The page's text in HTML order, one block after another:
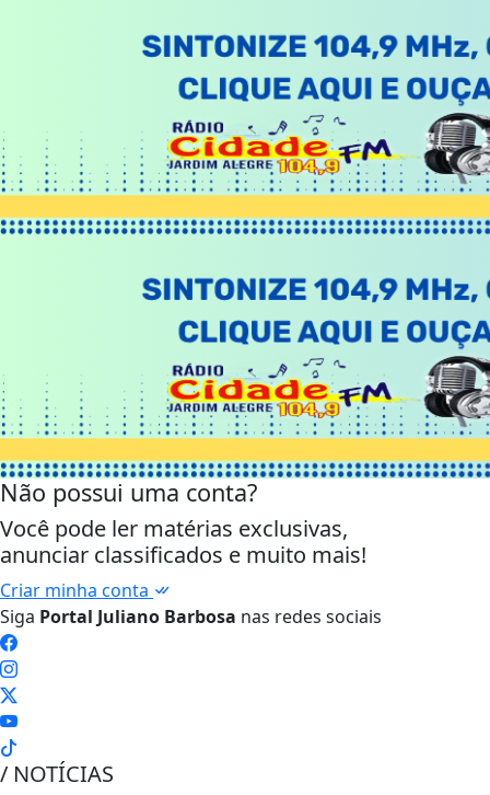
Não possui uma conta?
Você pode ler matérias exclusivas,
anunciar classificados e muito mais!
Criar minha conta
Siga Portal Juliano Barbosa nas redes sociais
/ NOTÍCIAS